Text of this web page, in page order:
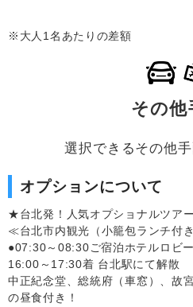
※大人1名あたりの差額
その他
選択できるその他
オプションについて
★台北発！人気オプショナルツア
≪台北市内観光（小籠包ランチ
●07:30～08:30ご宿泊ホテルロビ
16:00～17:30着 台北駅にて解散
中正紀念堂、総統府（車窓）、故
の昼食付き！